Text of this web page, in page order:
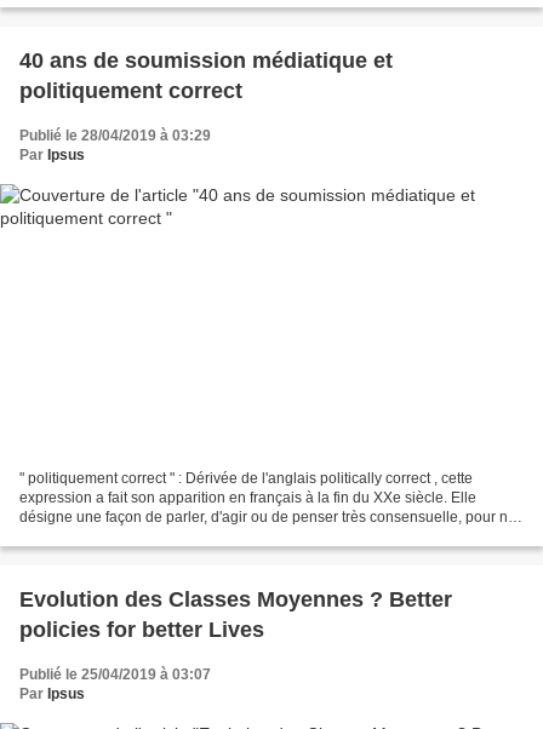
40 ans de soumission médiatique et
politiquement correct
Publié le 28/04/2019 à 03:29
Par Ipsus
" politiquement correct " : Dérivée de l'anglais politically correct , cette
expression a fait son apparition en français à la fin du XXe siècle. Elle
désigne une façon de parler, d'agir ou de penser très consensuelle, pour ne
Evolution des Classes Moyennes ? Better
policies for better Lives
Publié le 25/04/2019 à 03:07
Par Ipsus